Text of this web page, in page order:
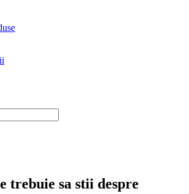
trebuie sa stii despre